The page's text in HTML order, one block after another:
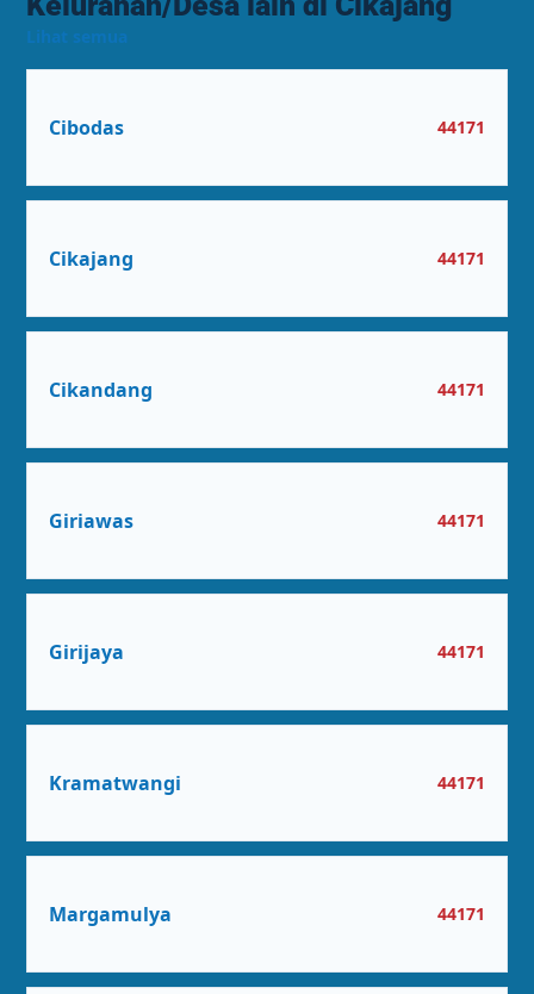
Lihat semua
Cibodas 44171
Cikajang 44171
Cikandang 44171
Giriawas 44171
Girijaya 44171
Kramatwangi 44171
Margamulya 44171